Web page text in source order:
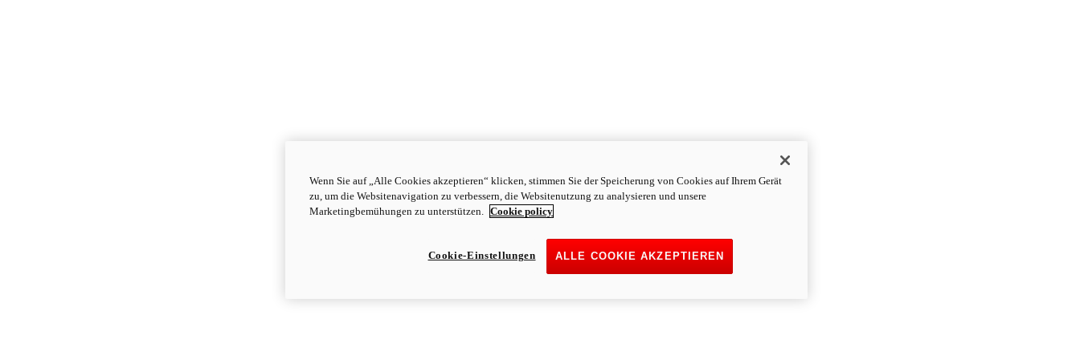
Wenn Sie auf „Alle Cookies akzeptieren“ klicken, stimmen Sie der Speicherung von Cookies auf Ihrem Gerät
zu, um die Websitenavigation zu verbessern, die Websitenutzung zu analysieren und unsere
Marketingbemühungen zu unterstützen. Cookie policy
ALLE COOKIE AKZEPTIEREN
Cookie-Einstellungen